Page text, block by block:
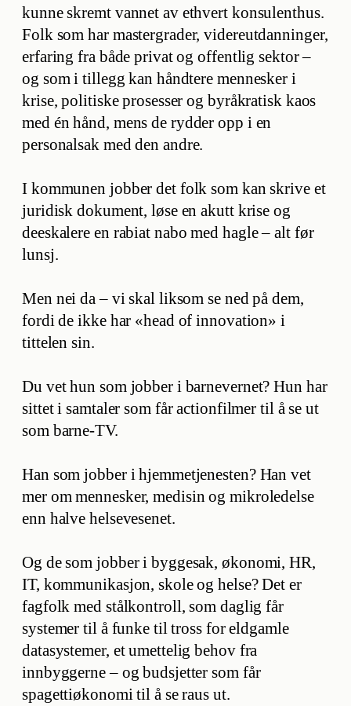
kunne skremt vannet av ethvert konsulenthus.
Folk som har mastergrader, videreutdanninger,
erfaring fra både privat og offentlig sektor –
og som i tillegg kan håndtere mennesker i
krise, politiske prosesser og byråkratisk kaos
med én hånd, mens de rydder opp i en
personalsak med den andre.
I kommunen jobber det folk som kan skrive et
juridisk dokument, løse en akutt krise og
deeskalere en rabiat nabo med hagle – alt før
lunsj.
Men nei da – vi skal liksom se ned på dem,
fordi de ikke har «head of innovation» i
tittelen sin.
Du vet hun som jobber i barnevernet? Hun har
sittet i samtaler som får actionfilmer til å se ut
som barne-TV.
Han som jobber i hjemmetjenesten? Han vet
mer om mennesker, medisin og mikroledelse
enn halve helsevesenet.
Og de som jobber i byggesak, økonomi, HR,
IT, kommunikasjon, skole og helse? Det er
fagfolk med stålkontroll, som daglig får
systemer til å funke til tross for eldgamle
datasystemer, et umettelig behov fra
innbyggerne – og budsjetter som får
spagettiøkonomi til å se raus ut.